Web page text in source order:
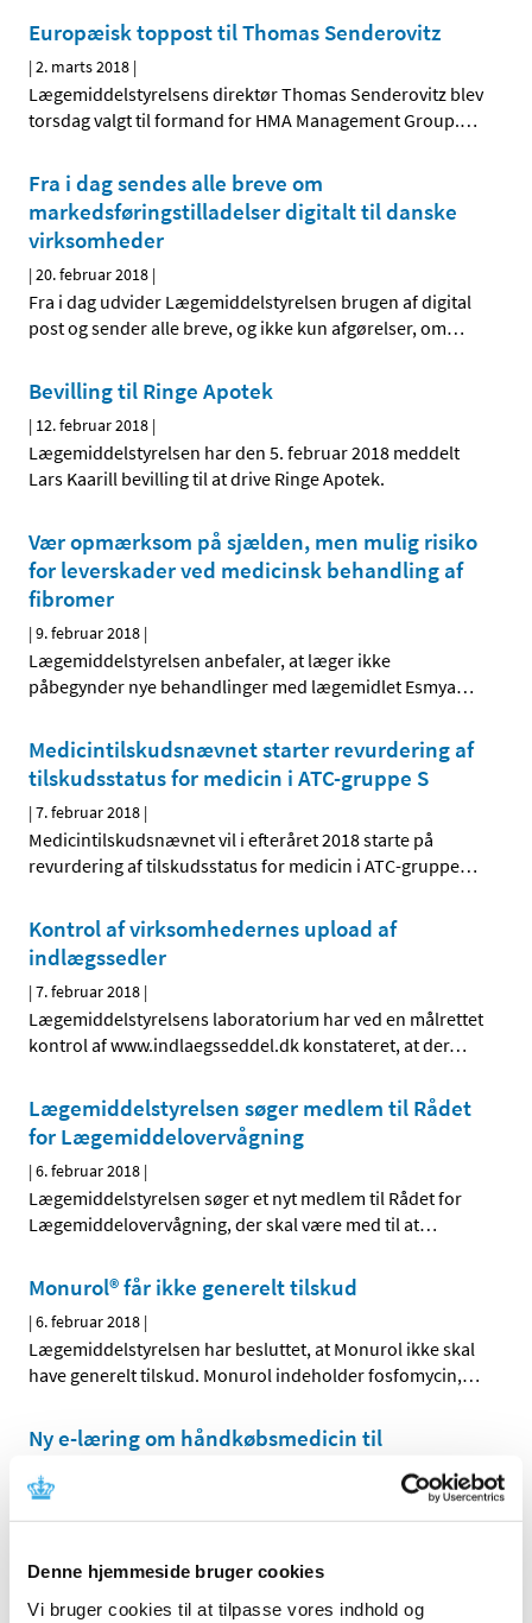
Denne hjemmeside bruger cookies
Vi bruger cookies til at tilpasse vores indhold og
Europæisk toppost til Thomas Senderovitz
|2. marts 2018 |
Lægemiddelstyrelsens direktør Thomas Senderovitz blev
torsdag valgt til formand for HMA Management Group.…
Fra i dag sendes alle breve om
markedsføringstilladelser digitalt til danske
virksomheder
|20. februar 2018 |
Fra i dag udvider Lægemiddelstyrelsen brugen af digital
post og sender alle breve, og ikke kun afgørelser, om…
Bevilling til Ringe Apotek
| 12. februar 2018 |
Lægemiddelstyrelsen har den 5. februar 2018 meddelt
Lars Kaarill bevilling til at drive Ringe Apotek.
Vær opmærksom på sjælden, men mulig risiko
for leverskader ved medicinsk behandling af
fibromer
|9. februar 2018 |
Lægemiddelstyrelsen anbefaler, at læger ikke
påbegynder nye behandlinger med lægemidlet Esmya…
Medicintilskudsnævnet starter revurdering af
tilskudsstatus for medicin i ATC-gruppe S
|7. februar 2018 |
Medicintilskudsnævnet vil i efteråret 2018 starte på
revurdering af tilskudsstatus for medicin i ATC-gruppe…
Kontrol af virksomhedernes upload af
indlægssedler
|7. februar 2018 |
Lægemiddelstyrelsens laboratorium har ved en målrettet
kontrol af www.indlaegsseddel.dk konstateret, at der…
Lægemiddelstyrelsen søger medlem til Rådet
for Lægemiddelovervågning
|6. februar 2018 |
Lægemiddelstyrelsen søger et nyt medlem til Rådet for
Lægemiddelovervågning, der skal være med til at…
Monurol® får ikke generelt tilskud
|6. februar 2018 |
Lægemiddelstyrelsen har besluttet, at Monurol ikke skal
have generelt tilskud. Monurol indeholder fosfomycin,…
Ny e-læring om håndkøbsmedicin til
|5. februar 2018
Lægemiddelstyrelsen har opdateret de e-